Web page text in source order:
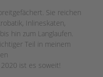
Sie reichen
Inlineskaten,
hin zum Langlaufen.
Teil in meinem
ist es soweit!